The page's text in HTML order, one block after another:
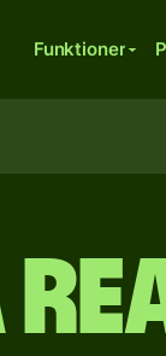
Funktioner